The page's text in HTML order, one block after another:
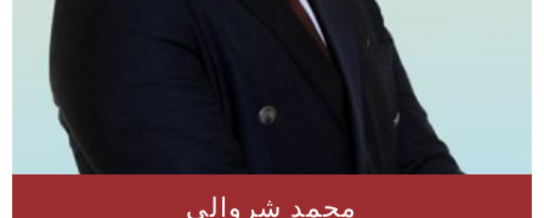
محمد شروالي